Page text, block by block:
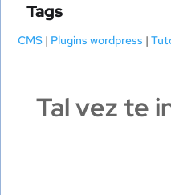
Tags
CMS | Plugins wordpress |
Tal vez te